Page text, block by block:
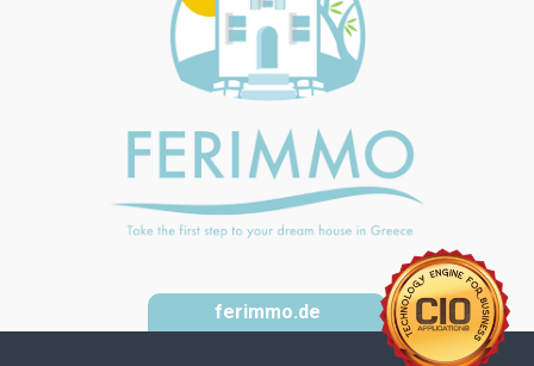
ferimmo.de